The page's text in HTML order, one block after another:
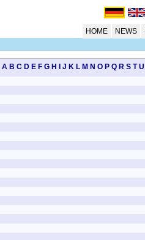
HOME NEWS
A B C D E F G H J K L M N O P Q R S T U